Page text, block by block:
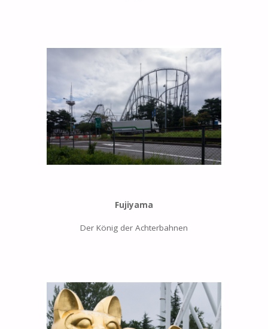
Fujiyama
Der König der Achterbahnen